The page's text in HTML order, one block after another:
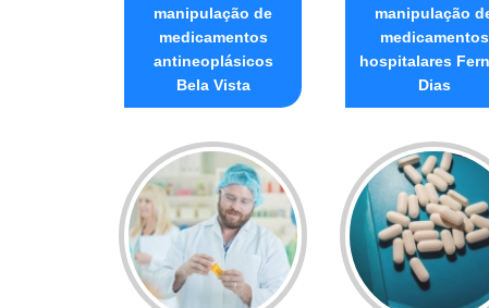
manipulação de
medicamentos
antineoplásicos
Bela Vista
manipulação
medicamentos
hospitalares
Dias